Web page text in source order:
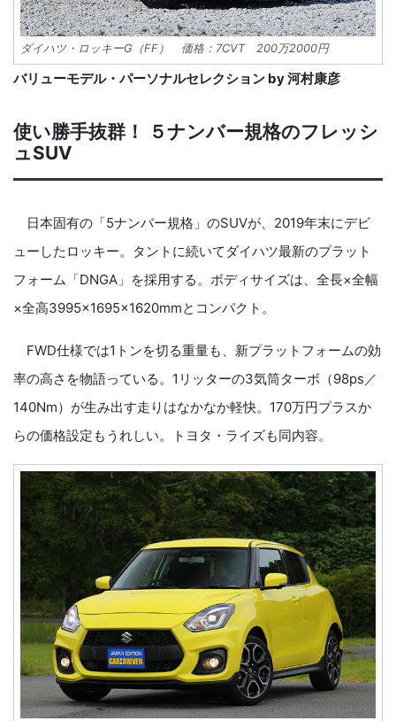
ダイハツ・ロッキーG（FF） 価格：7CVT 200万2000円
バリューモデル・パーソナルセレクション by 河村康彦
使い勝手抜群！ ５ナンバー規格のフレッシ
ュSUV
日本固有の「5ナンバー規格」のSUVが、2019年末にデビ
ューしたロッキー。タントに続いてダイハツ最新のプラット
フォーム「DNGA」を採用する。ボディサイズは、全長×全幅
×全高3995×1695×1620mmとコンパクト。
FWD仕様では1トンを切る重量も、新プラットフォームの効
率の高さを物語っている。1リッターの3気筒ターボ（98ps／
140Nm）が生み出す走りはなかなか軽快。170万円プラスか
らの価格設定もうれしい。トヨタ・ライズも同内容。